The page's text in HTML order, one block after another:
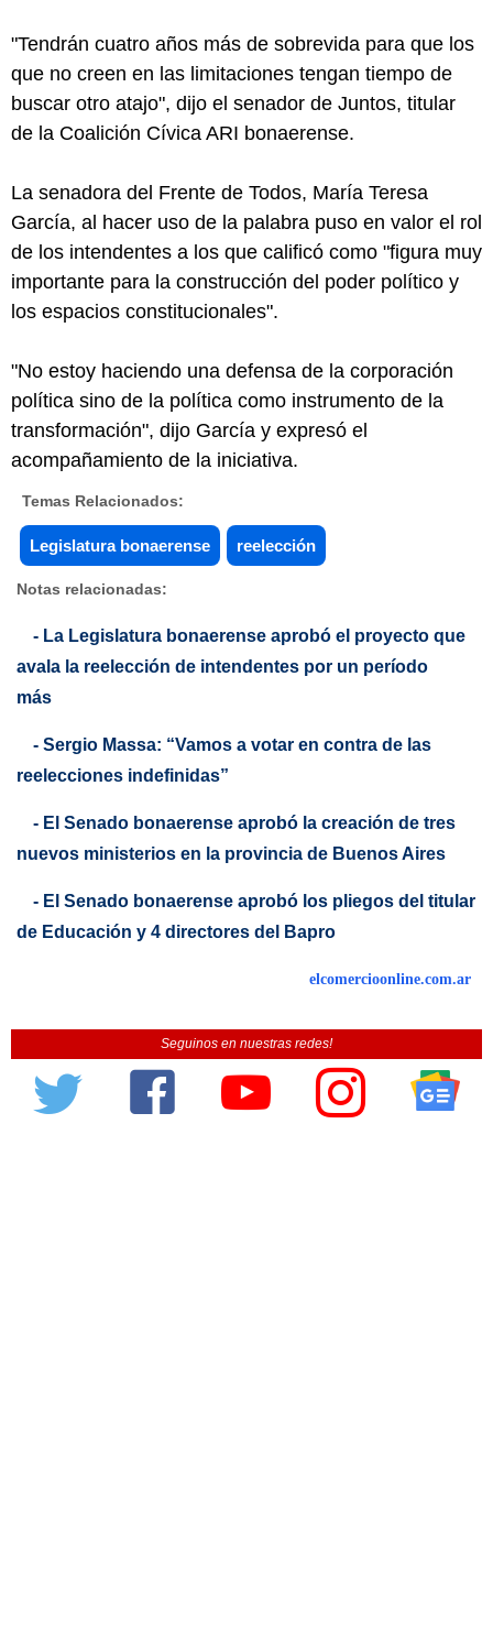
"Tendrán cuatro años más de sobrevida para que los
que no creen en las limitaciones tengan tiempo de
buscar otro atajo", dijo el senador de Juntos, titular
de la Coalición Cívica ARI bonaerense.
La senadora del Frente de Todos, María Teresa
García, al hacer uso de la palabra puso en valor el rol
de los intendentes a los que calificó como "figura muy
importante para la construcción del poder político y
los espacios constitucionales".
"No estoy haciendo una defensa de la corporación
política sino de la política como instrumento de la
transformación", dijo García y expresó el
acompañamiento de la iniciativa.
Temas Relacionados:
Legislatura bonaerense reelección
Notas relacionadas:
- La Legislatura bonaerense aprobó el proyecto que
avala la reelección de intendentes por un período
más
- Sergio Massa: “Vamos a votar en contra de las
reelecciones indefinidas”
- El Senado bonaerense aprobó la creación de tres
nuevos ministerios en la provincia de Buenos Aires
- El Senado bonaerense aprobó los pliegos del titular
de Educación y 4 directores del Bapro
elcomercioonline.com.ar
Seguinos en nuestras redes!